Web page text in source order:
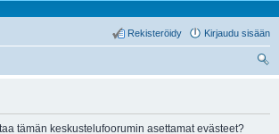
Kirjaudu sisään
Rekisteröidy
tämän keskustelufoorumin asettamat evästeet?